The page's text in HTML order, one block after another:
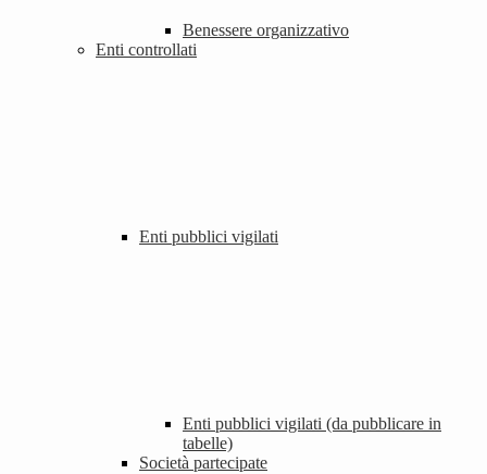
Benessere organizzativo
Enti controllati
Enti pubblici vigilati
Enti pubblici vigilati (da pubblicare in
tabelle)
Società partecipate